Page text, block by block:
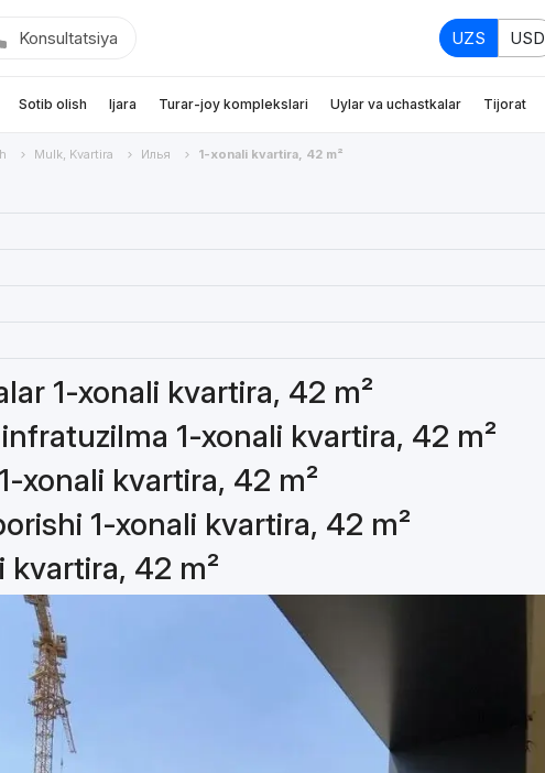
Konsultatsiya UZS USD
Sotib olish Ijara Turar-joy komplekslari Uylar va uchastkalar Tijorat
Mulk, Kvartira Илья 1-xonali kvartira, 42 m²
1-xonali kvartira, 42 m²
1-xonali kvartira, 42 m²
xonali kvartira, 42 m²
1-xonali kvartira, 42 m²
kvartira, 42 m²